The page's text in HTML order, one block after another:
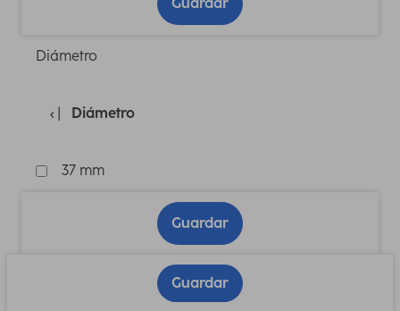
Diámetro
Diámetro
37 mm
Guardar
Guardar